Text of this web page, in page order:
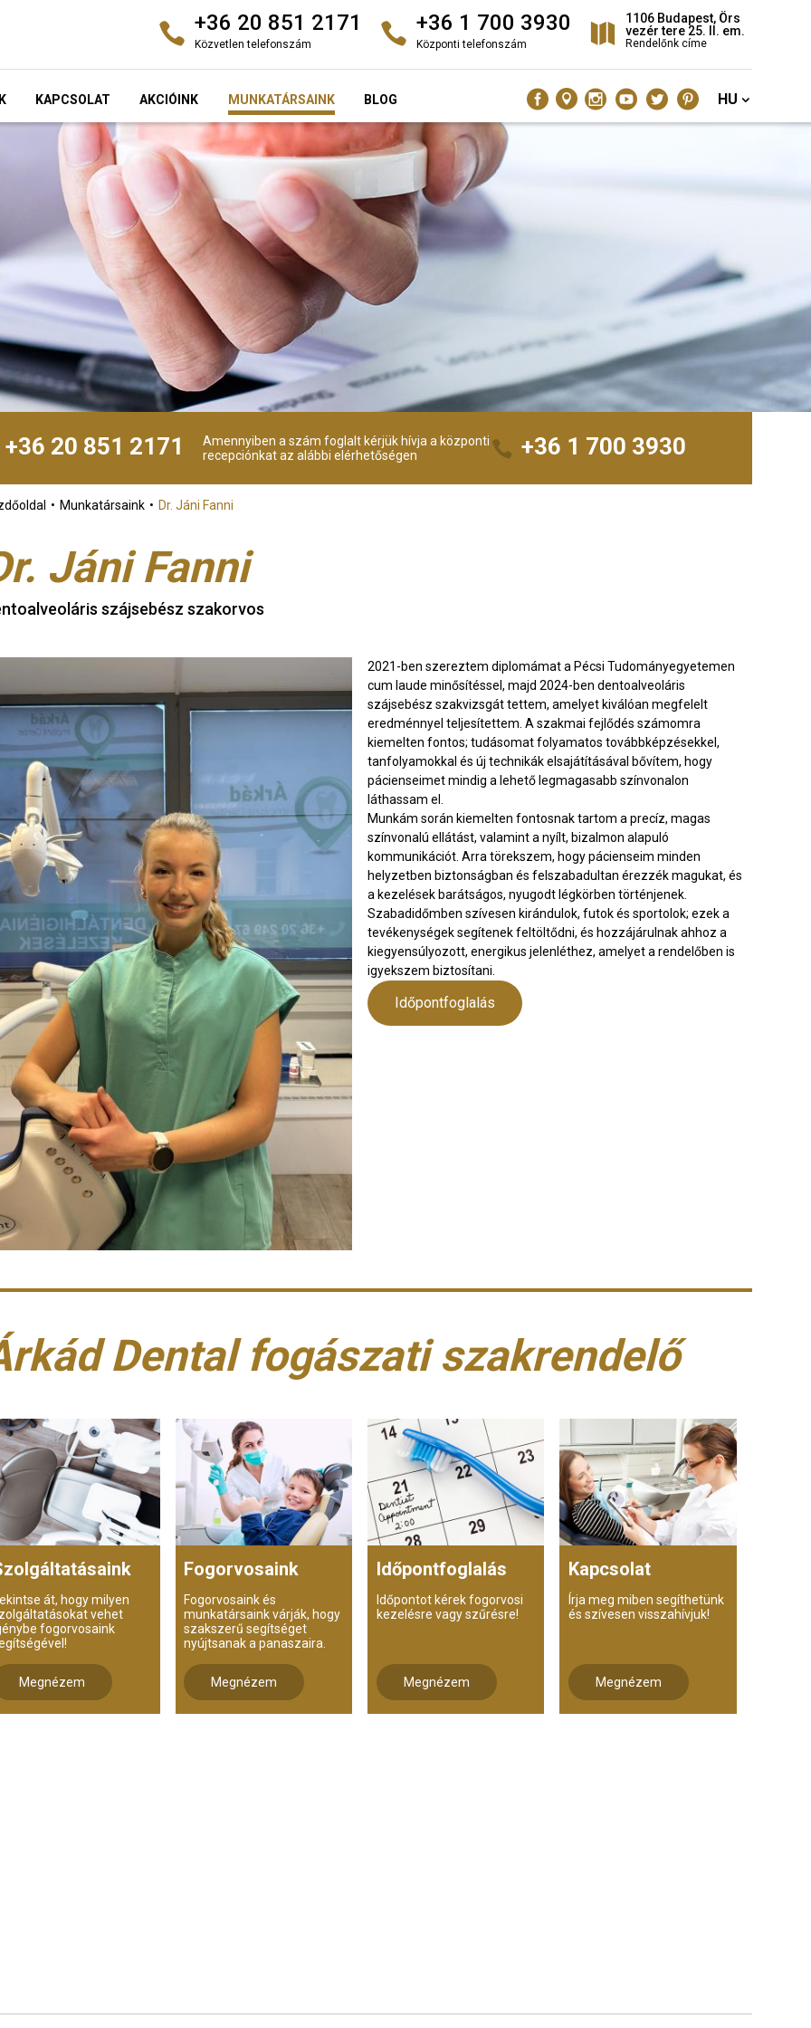
+36 20 851 2171
Közvetlen telefonszám
+36 1 700 3930
Központi telefonszám
1106 Budapest, Örs
vezér tere 25. II. em.
Rendelőnk címe
KAPCSOLAT AKCIÓINK MUNKATÁRSAINK BLOG HU
+36 20 851 2171
Amennyiben a szám foglalt kérjük hívja a központi
recepciónkat az alábbi elérhetőségen
+36 1 700 3930
Munkatársaink Dr. Jáni Fanni
Jáni Fanni
szájsebész szakorvos
2021-ben szereztem diplomámat a Pécsi Tudományegyetemen
cum laude minősítéssel, majd 2024-ben dentoalveoláris
szájsebész szakvizsgát tettem, amelyet kiválóan megfelelt
eredménnyel teljesítettem. A szakmai fejlődés számomra
kiemelten fontos; tudásomat folyamatos továbbképzésekkel,
tanfolyamokkal és új technikák elsajátításával bővítem, hogy
pácienseimet mindig a lehető legmagasabb színvonalon
láthassam el.
Munkám során kiemelten fontosnak tartom a precíz, magas
színvonalú ellátást, valamint a nyílt, bizalmon alapuló
kommunikációt. Arra törekszem, hogy pácienseim minden
helyzetben biztonságban és felszabadultan érezzék magukat, és
a kezelések barátságos, nyugodt légkörben történjenek.
Szabadidőmben szívesen kirándulok, futok és sportolok; ezek a
tevékenységek segítenek feltöltődni, és hozzájárulnak ahhoz a
kiegyensúlyozott, energikus jelenléthez, amelyet a rendelőben is
igyekszem biztosítani.
Időpontfoglalás
Dental fogászati szakrendelő
át, hogy milyen
vehet
fogorvosaink
Megnézem
Fogorvosaink
Fogorvosaink és
munkatársaink várják, hogy
szakszerű segítséget
nyújtsanak a panaszaira.
Megnézem
Időpontfoglalás
Időpontot kérek fogorvosi
kezelésre vagy szűrésre!
Megnézem
Kapcsolat
Írja meg miben segíthetünk
és szívesen visszahívjuk!
Megnézem